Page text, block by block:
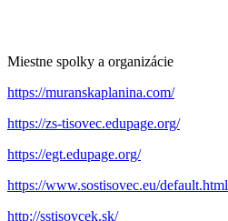
Miestne spolky a organizácie
https://muranskaplanina.com/
https://zs-tisovec.edupage.org/
https://egt.edupage.org/
https://www.sostisovec.eu/default.html
http://sstisovcek.sk/